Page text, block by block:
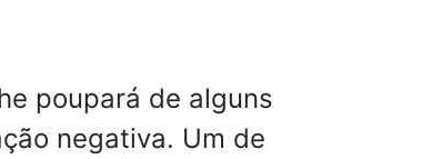
poupará de alguns
negativa. Um de